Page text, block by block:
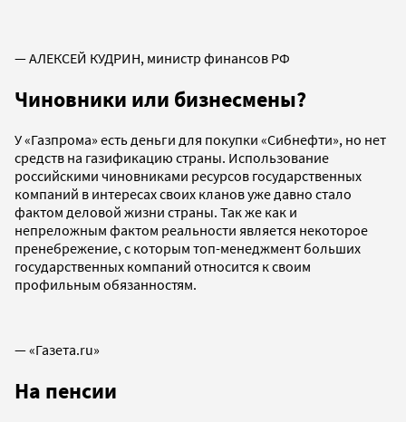
— АЛЕКСЕЙ КУДРИН, министр финансов РФ
Чиновники или бизнесмены?
У «Газпрома» есть деньги для покупки «Сибнефти», но нет
средств на газификацию страны. Использование
российскими чиновниками ресурсов государственных
компаний в интересах своих кланов уже давно стало
фактом деловой жизни страны. Так же как и
непреложным фактом реальности является некоторое
пренебрежение, с которым топ-менеджмент больших
государственных компаний относится к своим
профильным обязанностям.
— «Газета.ru»
На пенсии